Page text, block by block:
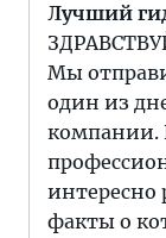
Лучший
Мы
один из
компании.
интересно
факты о